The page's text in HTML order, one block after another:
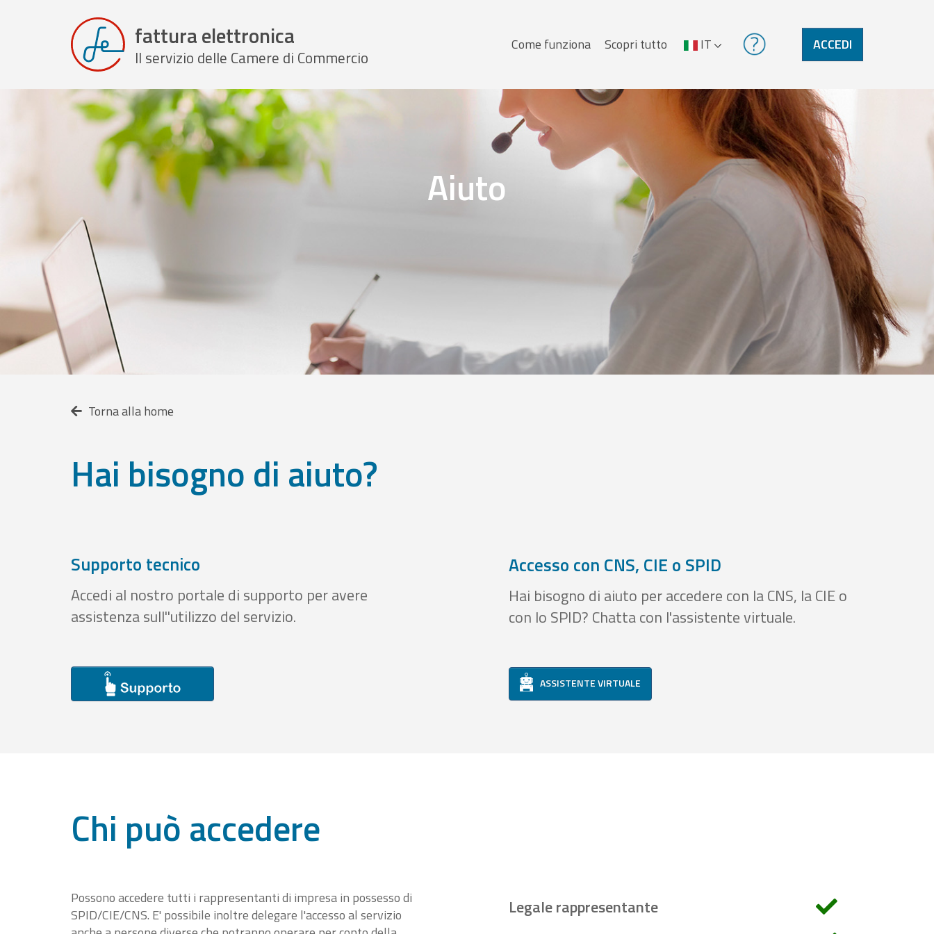
fattura elettronica
Il servizio delle Camere di Commercio Menu
Come funziona Scopri tutto IT ACCEDI
Aiuto
Torna alla home
Hai bisogno di aiuto?
Supporto tecnico
Accedi al nostro portale di supporto per avere
assistenza sull''utilizzo del servizio.
Accesso con CNS, CIE o SPID
Hai bisogno di aiuto per accedere con la CNS, la CIE o
con lo SPID? Chatta con l'assistente virtuale.
ASSISTENTE VIRTUALE
Chi può accedere
Possono accedere tutti i rappresentanti di impresa in possesso di
SPID/CIE/CNS. E' possibile inoltre delegare l'accesso al servizio
Legale rappresentante